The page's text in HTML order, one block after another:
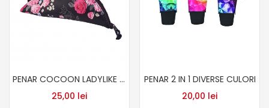
PENAR COCOON LADYLIKE FLOWER HERLITZ
25,00 lei
PENAR 2 IN 1 DIVERSE CULORI
20,00 lei